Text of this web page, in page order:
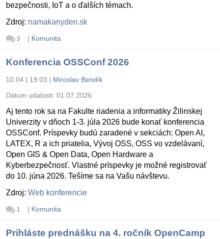
bezpečnosti, IoT a o ďalších témach.
Zdroj: namakanyden.sk
3 | Komunita
Konferencia OSSConf 2026
10.04 | 19:03 | Miroslav Bendík
Dátum udalosti: 01.07.2026
Aj tento rok sa na Fakulte riadenia a informatiky Žilinskej
Univerzity v dňoch 1-3. júla 2026 bude konať konferencia
OSSConf. Príspevky budú zaradené v sekciách: Open AI,
LATEX, R a ich priatelia, Vývoj OSS, OSS vo vzdelávaní,
Open GIS & Open Data, Open Hardware a
Kyberbezpečnosť. Vlastné príspevky je možné registrovať
do 10. júna 2026. Tešíme sa na Vašu návštevu.
Zdroj: Web konferencie
1 | Komunita
Prihláste prednášku na 4. ročník OpenCamp